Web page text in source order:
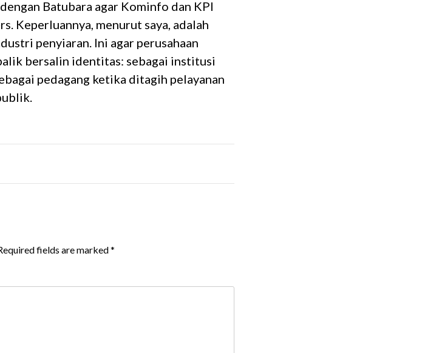
Batubara agar Kominfo dan KPI
Keperluannya, menurut saya, adalah
penyiaran. Ini agar perusahaan
bersalin identitas: sebagai institusi
pedagang ketika ditagih pelayanan
fields are marked*